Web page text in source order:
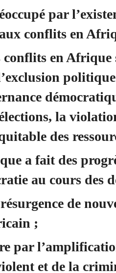
par
aux conflits en
conflits en Afrique
la
des
a fait des
au cours des
de
;
par
et de la